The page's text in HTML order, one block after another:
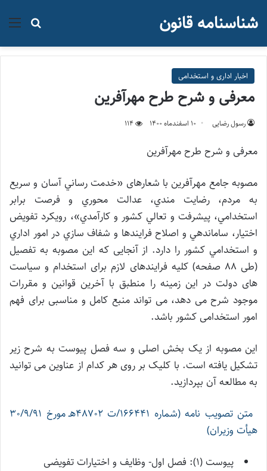
جستجو شناسنامه قانون
اخبار اداری و استخدامی
معرفی و شرح طرح مهرآفرین
رسول رضایی ۱۰ اسفند‌ماه ۱۴۰۰ 114
معرفی و شرح طرح مهرآفرین
مصوبه جامع مهرآفرین با شعارهای «خدمت رساني آسان و سريع
به مردم، رضايت مندي، عدالت محوري و فرصت برابر
استخدامي، پيشرفت و تعالي كشور و كارآمدي»، رویکرد تفويض
اختیار، ساماندهي و اصلاح فرایندها و شفاف سازي در امور اداري
و استخدامي كشور را دارد. از آنجایی که این مصوبه به تفصیل
(طی ۸۸ صفحه) کلیه فرایندهای لازم برای استخدام و سیاست
های دولت در این زمینه را منطبق با آخرین قوانین و مقررات
موجود شرح می دهد، می تواند منبع کامل و مناسبی برای فهم
امور استخدامی کشور باشد.
این مصوبه از یک بخش اصلی و سه فصل پیوست به شرح زیر
تشکیل یافته است. با کلیک بر روی هر کدام از عناوین می توانید
به مطالعه آن بپردازید.
متن تصویب نامه (شماره 166441/ت 48702هـ مورخ 30/9/91
هیأت وزیران)
پیوست (۱): فصل اول- وظایف و اختیارات تفویضی